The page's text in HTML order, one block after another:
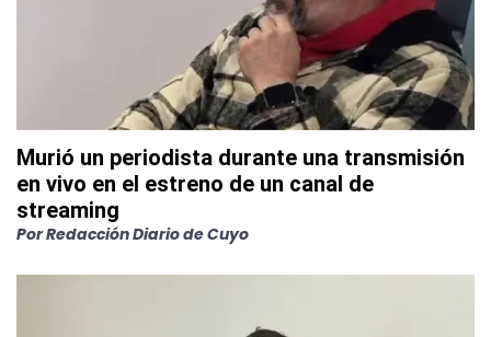
Murió un periodista durante una transmisión
en vivo en el estreno de un canal de
streaming
PorRedacción Diario de Cuyo